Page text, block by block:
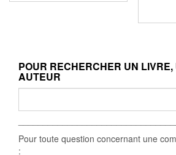
POUR RECHERCHER UN
AUTEUR
Pour toute question concernant une
: